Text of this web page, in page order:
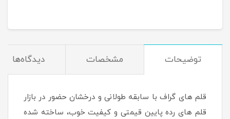
توضیحات مشخصات دیدگاه‌ها
قلم های گراف با سابقه طولانی و درخشان حضور در بازار
قلم های رده پایین قیمتی و کیفیت خوب، ساخته شده